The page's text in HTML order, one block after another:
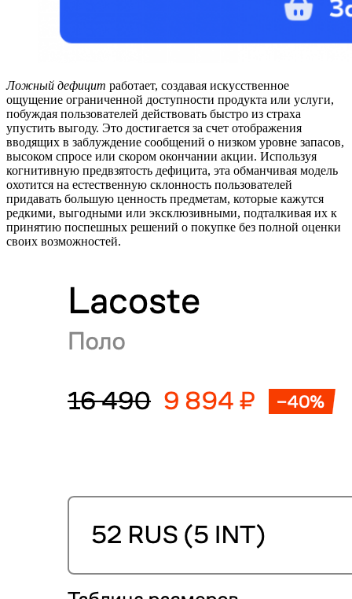
Ложный дефицит работает, создавая искусственное
ощущение ограниченной доступности продукта или услуги,
побуждая пользователей действовать быстро из страха
упустить выгоду. Это достигается за счет отображения
вводящих в заблуждение сообщений о низком уровне запасов,
высоком спросе или скором окончании акции. Используя
когнитивную предвзятость дефицита, эта обманчивая модель
охотится на естественную склонность пользователей
придавать большую ценность предметам, которые кажутся
редкими, выгодными или эксклюзивными, подталкивая их к
принятию поспешных решений о покупке без полной оценки
своих возможностей.